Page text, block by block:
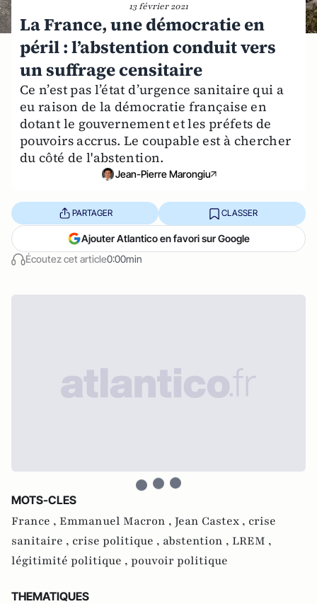
13 février 2021
La France, une démocratie en
péril : l’abstention conduit vers
un suffrage censitaire
Ce n’est pas l’état d’urgence sanitaire qui a
eu raison de la démocratie française en
dotant le gouvernement et les préfets de
pouvoirs accrus. Le coupable est à chercher
du côté de l'abstention.
Jean-Pierre Marongiu
Écoutez cet article0:00min
PARTAGER CLASSER
Ajouter Atlantico en favori sur Google
MOTS-CLES
France , Emmanuel Macron , Jean Castex , crise
sanitaire , crise politique , abstention , LREM ,
légitimité politique , pouvoir politique
THEMATIQUES